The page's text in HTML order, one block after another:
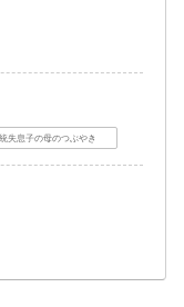
失息子の母のつぶやき